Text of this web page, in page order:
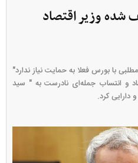
شده وزیر اقتصاد
با انتشار مطلبی با بورس فعلا به حمایت نیاز ندارد"
و انتساب جمله‌ای نادرست به " سید
دارایی کرد.